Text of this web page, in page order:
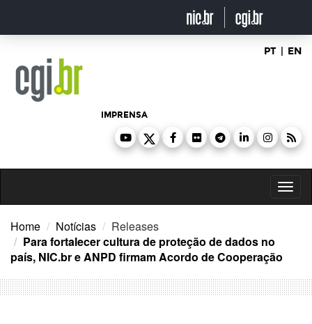
o
PT | EN
IMPRENSA
Home Notícias
Releases
Para fortalecer cultura de proteção de dados no
país, NIC.br e ANPD firmam Acordo de Cooperação